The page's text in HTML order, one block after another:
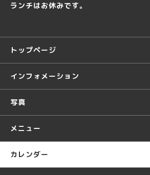
ランチはお休みです。
トップページ
インフォメーション
写真
メニュー
カレンダー